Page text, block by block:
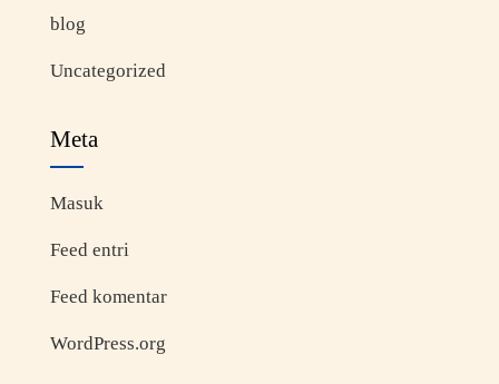
blog
Uncategorized
Meta
Masuk
Feed entri
Feed komentar
WordPress.org